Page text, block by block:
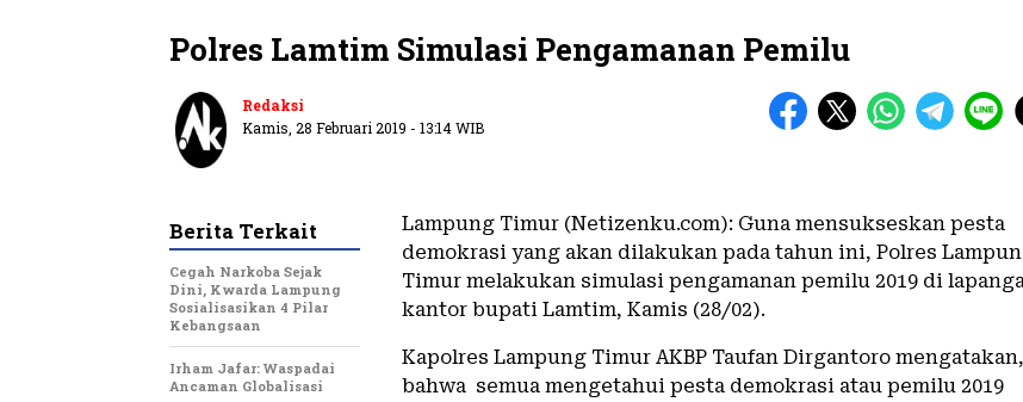
Polres Lamtim Simulasi Pengamanan Pemilu
Redaksi
Kamis, 28 Februari 2019 - 13:14 WIB
Lampung Timur (Netizenku.com): Guna mensukseskan pesta
demokrasi yang akan dilakukan pada tahun ini, Polres
Timur melakukan simulasi pengamanan pemilu 2019 di
kantor bupati Lamtim, Kamis (28/02).
Kapolres Lampung Timur AKBP Taufan Dirgantoro mengatakan,
bahwa semua mengetahui pesta demokrasi atau pemilu 2019
Berita Terkait
Cegah Narkoba Sejak
Dini, Kwarda Lampung
Sosialisasikan 4 Pilar
Kebangsaan
Irham Jafar: Waspadai
Ancaman Globalisasi